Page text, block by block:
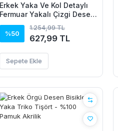
Erkek Yaka Ve Kol Detaylı
Fermuar Yakalı Çizgi Desen
Kısa Kollu Triko Tişört
%50
1.254,99 TL
627,99 TL
Sepete Ekle